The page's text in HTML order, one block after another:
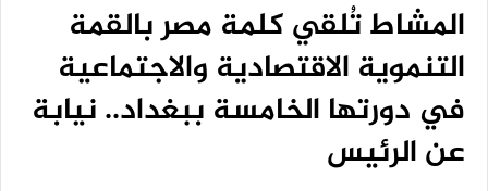
المشاط تُلقي كلمة مصر بالقمة
التنموية الاقتصادية والاجتماعية
في دورتها الخامسة ببغداد.. نيابة
عن الرئيس